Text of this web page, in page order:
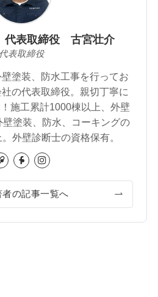
表取締役 古宮壮介
代表取締役
塗装、防水工事を行ってお
の代表取締役。親切丁寧に
施工累計1000棟以上、外壁
塗装、防水、コーキングの
外壁診断士の資格保有。
者の記事一覧へ